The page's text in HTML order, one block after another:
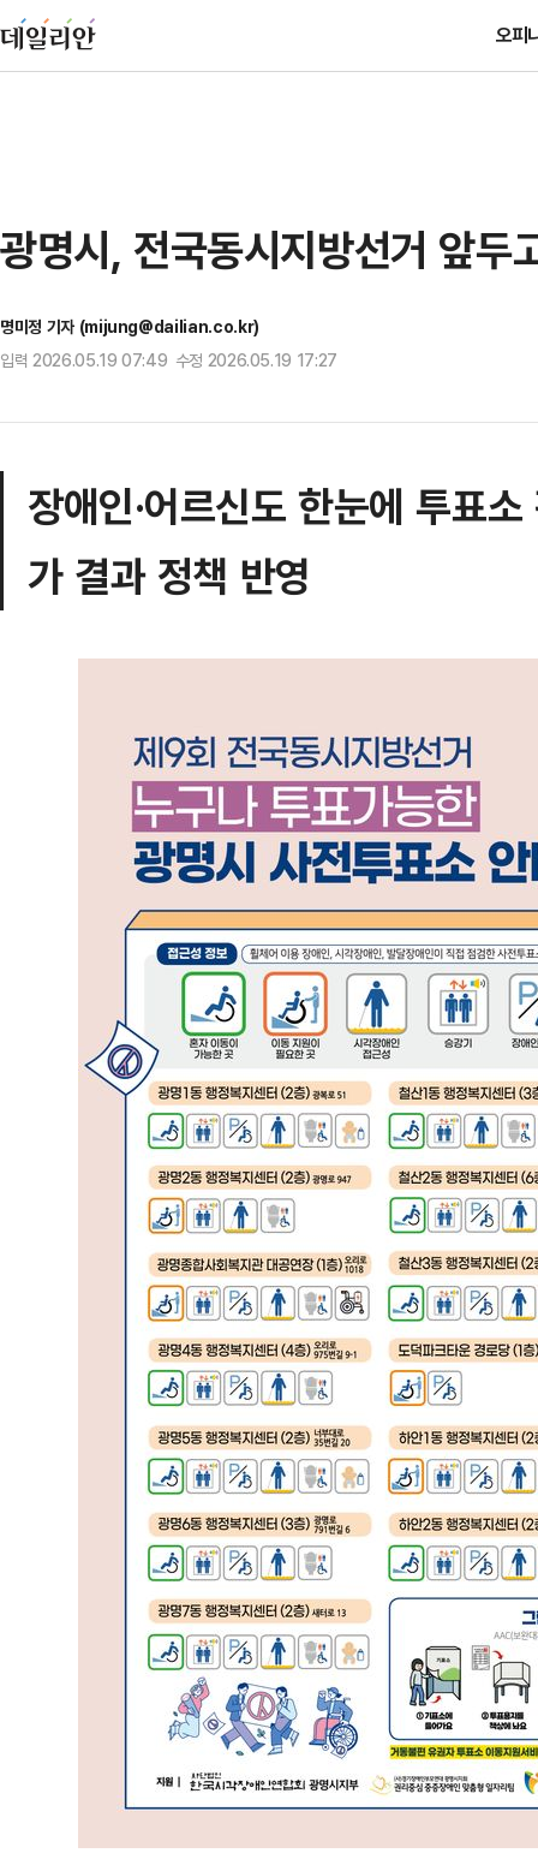
오피
광명시, 전국동시지방선거 앞두
명미정 기자 (mijung@dailian.co.kr)
입력 2026.05.19 07:49 수정 2026.05.19 17:27
장애인·어르신도 한눈에 투표
가 결과 정책 반영